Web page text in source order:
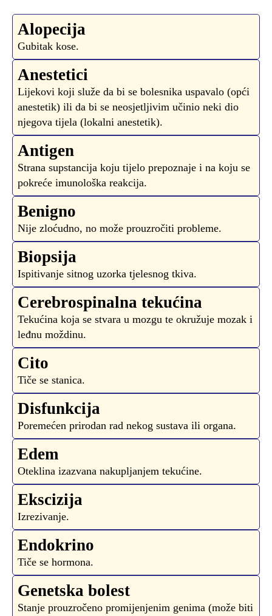
Alopecija
Gubitak kose.
Anestetici
Lijekovi koji služe da bi se bolesnika uspavalo (opći
anestetik) ili da bi se neosjetljivim učinio neki dio
njegova tijela (lokalni anestetik).
Antigen
Strana supstancija koju tijelo prepoznaje i na koju se
pokreće imunološka reakcija.
Benigno
Nije zloćudno, no može prouzročiti probleme.
Biopsija
Ispitivanje sitnog uzorka tjelesnog tkiva.
Cerebrospinalna tekućina
Tekućina koja se stvara u mozgu te okružuje mozak i
leđnu moždinu.
Cito
Tiče se stanica.
Disfunkcija
Poremećen prirodan rad nekog sustava ili organa.
Edem
Oteklina izazvana nakupljanjem tekućine.
Ekscizija
Izrezivanje.
Endokrino
Tiče se hormona.
Genetska bolest
Stanje prouzročeno promijenjenim genima (može biti